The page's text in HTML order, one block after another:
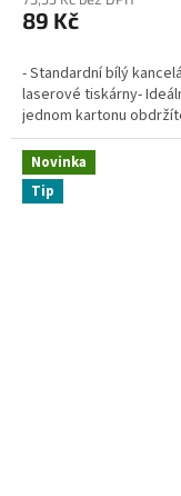
89 Kč
- Standardní bílý
laserové tiskárny-
jednom kartonu
Novinka
Tip